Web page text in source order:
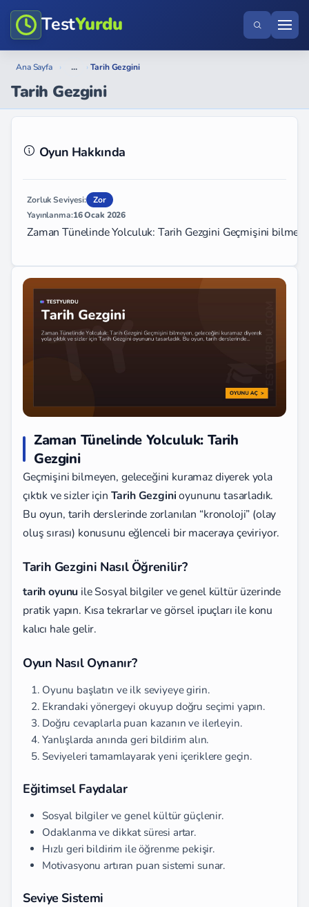
TestYurdu
Ana Sayfa › ... › Tarih Gezgini
Tarih Gezgini
Oyun Hakkında
Zorluk Seviyesi:
Zor
Yayınlanma:16 Ocak 2026
Zaman Tünelinde Yolculuk: Tarih Gezgini Geçmişini
Zaman Tünelinde Yolculuk: Tarih
Gezgini
Geçmişini bilmeyen, geleceğini kuramaz diyerek yola
çıktık ve sizler için Tarih Gezginioyununu tasarladık.
Bu oyun, tarih derslerinde zorlanılan “kronoloji” (olay
oluş sırası) konusunu eğlenceli bir maceraya çeviriyor.
Tarih Gezgini Nasıl Öğrenilir?
tarih oyunu ile Sosyal bilgiler ve genel kültür üzerinde
pratik yapın. Kısa tekrarlar ve görsel ipuçları ile konu
kalıcı hale gelir.
Oyun Nasıl Oynanır?
Oyunu başlatın ve ilk seviyeye girin.
Ekrandaki yönergeyi okuyup doğru seçimi yapın.
Doğru cevaplarla puan kazanın ve ilerleyin.
Yanlışlarda anında geri bildirim alın.
Seviyeleri tamamlayarak yeni içeriklere geçin.
Eğitimsel Faydalar
Sosyal bilgiler ve genel kültür güçlenir.
Odaklanma ve dikkat süresi artar.
Hızlı geri bildirim ile öğrenme pekişir.
Motivasyonu artıran puan sistemi sunar.
Seviye Sistemi